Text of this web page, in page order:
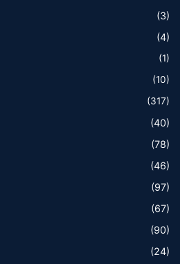
(3)
(4)
(1)
(10)
(317)
(40)
(78)
(46)
(97)
(67)
(90)
(24)